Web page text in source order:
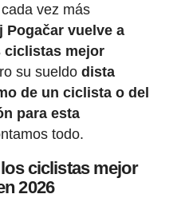
vez más
Pogačar vuelve a
ciclistas mejor
su sueldo dista
de un ciclista o del
para esta
todo.
ciclistas mejor
2026